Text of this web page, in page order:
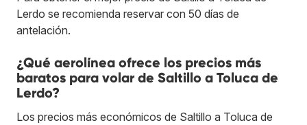
Lerdo se recomienda reservar con 50 días de
antelación.
¿Qué aerolínea ofrece los precios más
baratos para volar de Saltillo a Toluca de
Lerdo?
Los precios más económicos de Saltillo a Toluca de